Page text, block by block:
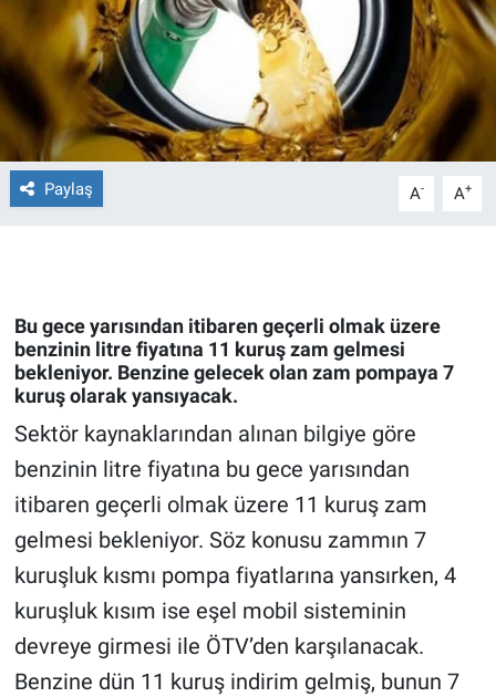
Paylaş A- A+
Bu gece yarısından itibaren geçerli olmak üzere
benzinin litre fiyatına 11 kuruş zam gelmesi
bekleniyor. Benzine gelecek olan zam pompaya 7
kuruş olarak yansıyacak.
Sektör kaynaklarından alınan bilgiye göre
benzinin litre fiyatına bu gece yarısından
itibaren geçerli olmak üzere 11 kuruş zam
gelmesi bekleniyor. Söz konusu zammın 7
kuruşluk kısmı pompa fiyatlarına yansırken, 4
kuruşluk kısım ise eşel mobil sisteminin
devreye girmesi ile ÖTV’den karşılanacak.
Benzine dün 11 kuruş indirim gelmiş, bunun 7
Ege'den Esintiler
Eğitim
Eğlence
Ekonomi
Gerçeğin İzinde
Gün Başlıyor
Gün Bitiyor
Gün Ortası
Gündem Özel
Günün görüntüsü
Haber
İletişim